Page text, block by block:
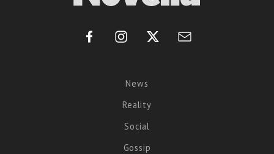
News
Reality
Social
Gossip